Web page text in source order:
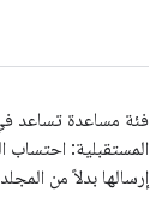
فئة مساعدة تساعد
المستقبلية: احتساب
إرسالها بدلاً من